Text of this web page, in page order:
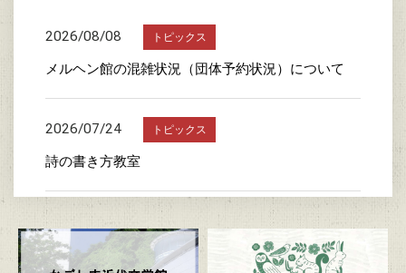
2026/08/08 トピックス
メルヘン館の混雑状況（団体予約状況）について
2026/07/24 トピックス
詩の書き方教室
2026/07/23
かごしま近代文学館特別企画展 「漫画家生活30周